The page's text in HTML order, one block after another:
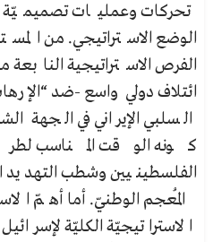
تحركات وعمليات تصميميّة
الوضع الاستراتيجي. من
الفرص الاستراتيجية
ائتلاف دولي واسع-ضد
السلبي الإيراني في الجهة
كونه الوقت المناسب
الفلسطينيين وشطب التهديد
المُعجم الوطنيّ. أما أهمّ
الاستراتيجيّة الكليّة